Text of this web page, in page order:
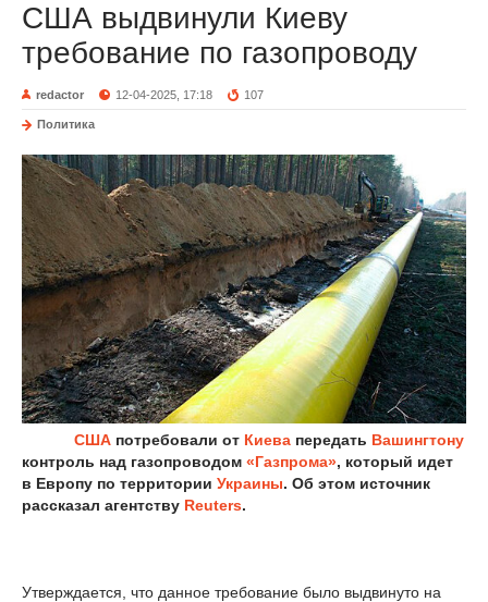
США выдвинули Киеву
требование по газопроводу
redactor 12-04-2025, 17:18 107
Политика
США потребовали от Киева передать Вашингтону
контроль над газопроводом «Газпрома», который идет
в Европу по территории Украины. Об этом источник
рассказал агентству Reuters.
Утверждается, что данное требование было выдвинуто на